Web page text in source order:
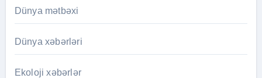
Dünya mətbəxi
Dünya xəbərləri
Ekoloji xəbərlər